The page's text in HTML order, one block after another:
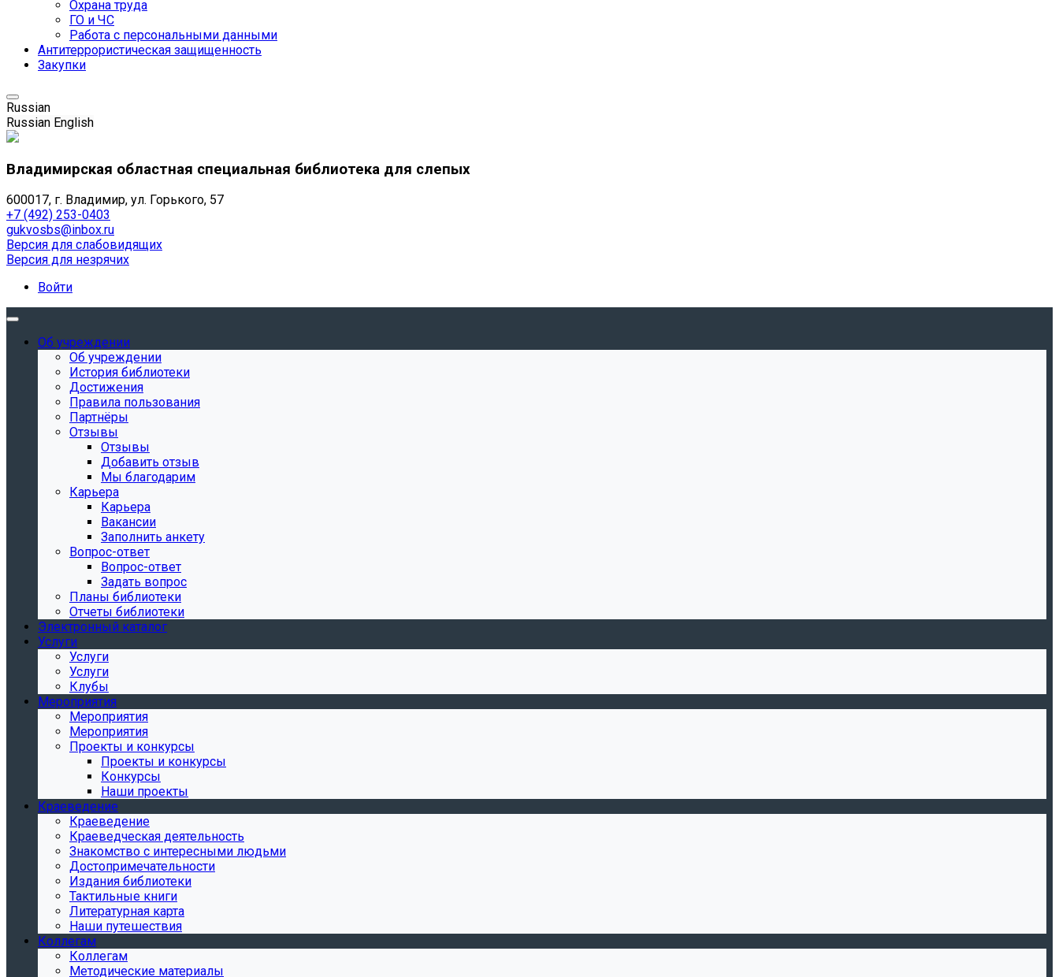
Охрана труда
ГО и ЧС
Работа с персональными данными
Антитеррористическая защищенность
Закупки
Russian
Russian English
Владимирская областная специальная библиотека для слепых
600017, г. Владимир, ул. Горького, 57
+7 (492) 253-0403
gukvosbs@inbox.ru
Версия для слабовидящих
Версия для незрячих
Войти
Об учреждении
Об учреждении
История библиотеки
Достижения
Правила пользования
Партнёры
Отзывы
Отзывы
Добавить отзыв
Мы благодарим
Карьера
Карьера
Вакансии
Заполнить анкету
Вопрос-ответ
Вопрос-ответ
Задать вопрос
Планы библиотеки
Отчеты библиотеки
Электронный каталог
Услуги
Услуги
Услуги
Клубы
Мероприятия
Мероприятия
Мероприятия
Проекты и конкурсы
Проекты и конкурсы
Конкурсы
Наши проекты
Краеведение
Краеведение
Краеведческая деятельность
Знакомство с интересными людьми
Достопримечательности
Издания библиотеки
Тактильные книги
Литературная карта
Наши путешествия
Коллегам
Коллегам
Методические материалы